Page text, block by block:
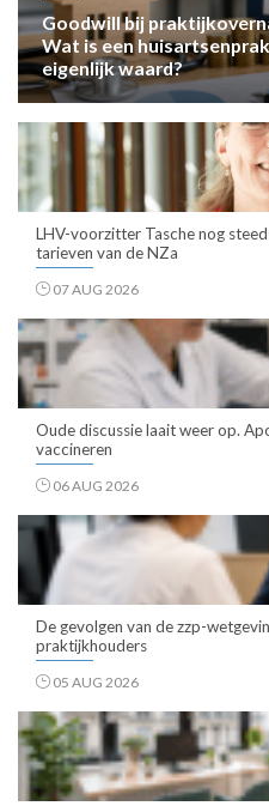
Goodwill bij
Wat is een
eigenlijk waard?
LHV-voorzitter Tasche nog
tarieven van de NZa
07 AUG 2026
Oude discussie laait weer op.
vaccineren
06 AUG 2026
De gevolgen van de zzp-
praktijkhouders
05 AUG 2026